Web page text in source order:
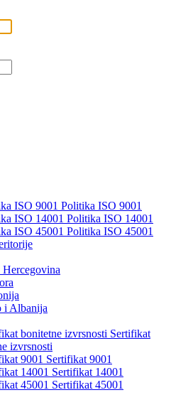
Politika ISO 9001
Politika ISO 14001
Politika ISO 45001
Hercegovina
i Albanija
Sertifikat
izvrsnosti
Sertifikat 9001
Sertifikat 14001
Sertifikat 45001